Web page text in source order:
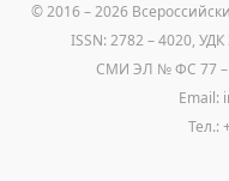
© 2016 – 2026
ISSN: 2782 – 4020,
СМИ ЭЛ № ФС 77 –
Email:
Тел.: